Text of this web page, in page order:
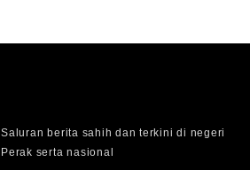
Saluran berita sahih dan terkini di negeri
Perak serta nasional